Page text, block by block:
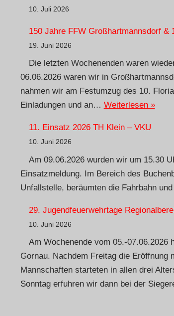
10. Juli 2026
150 Jahre FFW Großhartmannsdorf &
19. Juni 2026
Die letzten Wochenenden waren
06.06.2026 waren wir in
nahmen wir am Festumzug des 10.
Einladungen und an… Weiterlesen »
11. Einsatz 2026 TH Klein – VKU
10. Juni 2026
Am 09.06.2026 wurden wir um 15.30
Einsatzmeldung. Im Bereich des
Unfallstelle, beräumten die Fahrbahn
29. Jugendfeuerwehrtage
10. Juni 2026
Am Wochenende vom 05.-07.06.2026
Gornau. Nachdem Freitag die
Mannschaften starteten in allen drei
Sonntag erfuhren wir dann bei der